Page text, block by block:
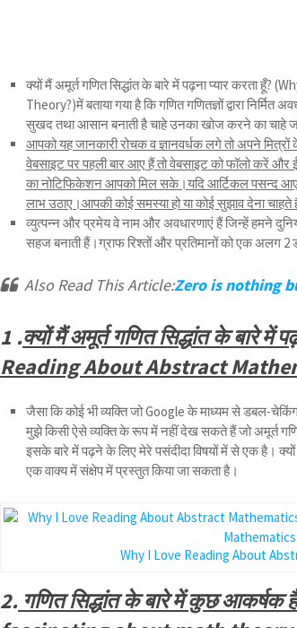
क्यों मैं अमूर्त गणित सिद्धांत के बारे में पढ़ना प्यार करता
Theory?)में बताया गया है कि गणित गणितज्ञों द्वारा
सुखद तथा आसान बनाती है चाहे उनका खोज करने का चाहे जो
आपको यह जानकारी रोचक व ज्ञानवर्धक लगे तो अपने
वेबसाइट पर पहली बार आए हैं तो वेबसाइट को फॉलो करें
का नोटिफिकेशन आपको मिल सके।यदि आर्टिकल पसन्द
लाभ उठाए।आपकी कोई समस्या हो या कोई सुझाव देना
व्युत्पन्न और प्रमेय वे नाम और अवधारणाएं हैं जिन्हें हमने
सहज बनाती हैं।ग्राफ रिश्तों और प्रतिमानों को एक अलग 2
Also Read This Article:Zero is nothing
1 .क्यों मैं अमूर्त गणित सिद्धांत के बारे में
Reading About Abstract
जैसा कि कोई भी व्यक्ति जो Google के माध्यम से डबल-
मुझे किसी ऐसे व्यक्ति के रूप में नहीं देख सकते हैं जो अमूर्त
इसके बारे में पढ़ने के लिए मेरे पसंदीदा विषयों में से एक है।
एक वाक्य में संक्षेप में प्रस्तुत किया जा सकता है।
Why I Love Reading About
2. गणित सिद्धांत के बारे में कुछ